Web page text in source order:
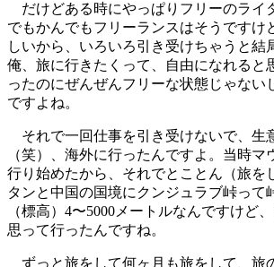
だけどある時にやっぱりフリーのライ
でもかんでもフリーランスはそうですけ
しいから、いろいろ引き受けちゃうと結
俺、旅に行きたくって、自由になれると
ったのにぜんぜんフリーな状態じゃない
ですよね。
それで一回仕事を引き受けないで、生
（笑）、海外に行ったんですよ。当時マ
行り始めたから、それでとことん（旅を
タンと中国の国境にクンジュラブ峠って
（標高）4〜5000メートルなんですけど
思って行ったんですね。
ずっと旅をして何ヶ月も旅をして、旅